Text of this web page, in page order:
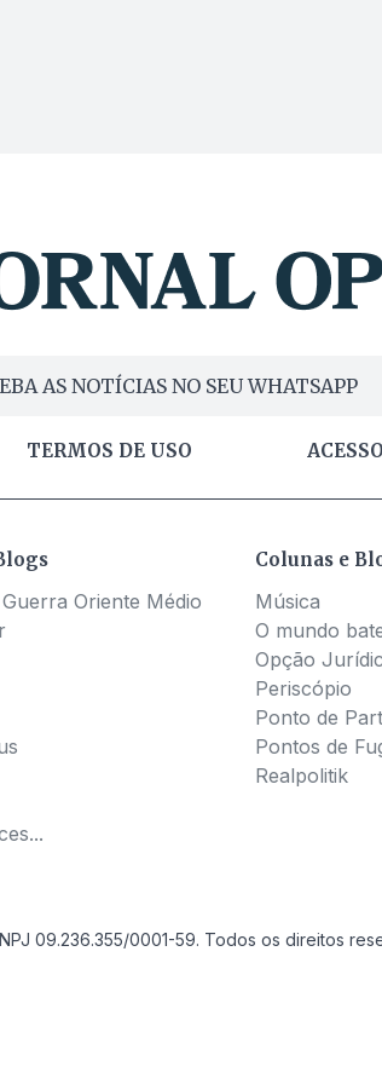
AS NOTÍCIAS NO SEU WHATSAPP
TERMOS DE USO
Oriente Médio
Colunas e
Música
O mundo
Opção
Periscópio
Ponto de
Pontos de
Realpolitik
09.236.355/0001-59. Todos os direitos